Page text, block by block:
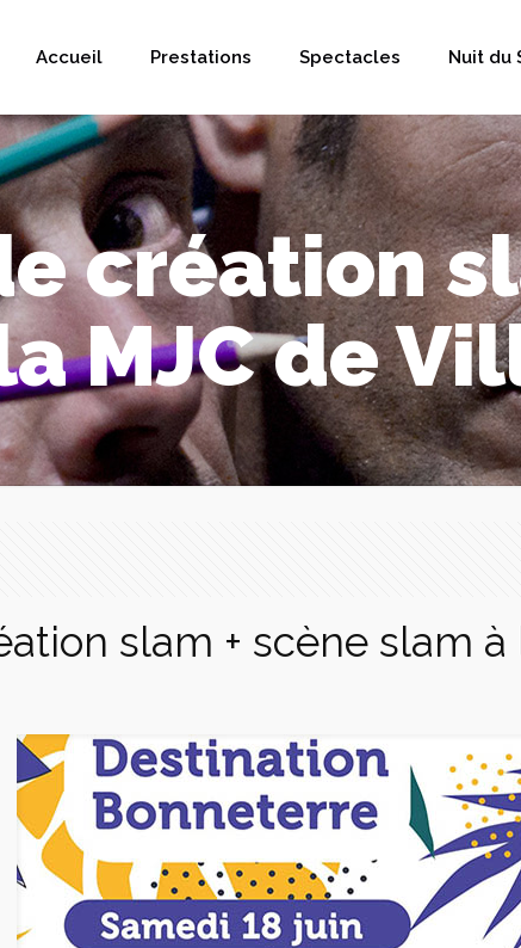
Accueil Prestations Spectacles Nuit du
création
MJC de
slam + scène slam